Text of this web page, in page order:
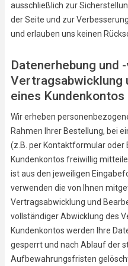
ausschließlich zur
der Seite und zur
und erlauben uns keinen
Datenerhebung und
Vertragsabwicklung
eines Kundenkontos
Wir erheben
Rahmen Ihrer Bestellung, bei
(z.B. per Kontaktformular oder
Kundenkontos freiwillig
ist aus den jeweiligen
verwenden die von Ihnen
Vertragsabwicklung und
vollständiger Abwicklung des
Kundenkontos werden Ihre
gesperrt und nach Ablauf der
Aufbewahrungsfristen